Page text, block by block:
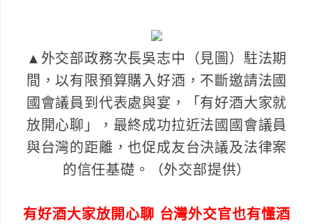
▲外交部政務次長吳志中（見圖）駐法期
間，以有限預算購入好酒，不斷邀請法國
國會議員到代表處與宴，「有好酒大家就
放開心聊」，最終成功拉近法國國會議員
與台灣的距離，也促成友台決議及法律案
的信任基礎。（外交部提供）
有好酒大家放開心聊 台灣外交官也有懂酒